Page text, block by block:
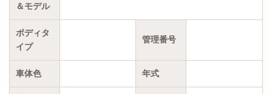
＆モデル
ボディタ
イプ
管理番号
車体色 年式